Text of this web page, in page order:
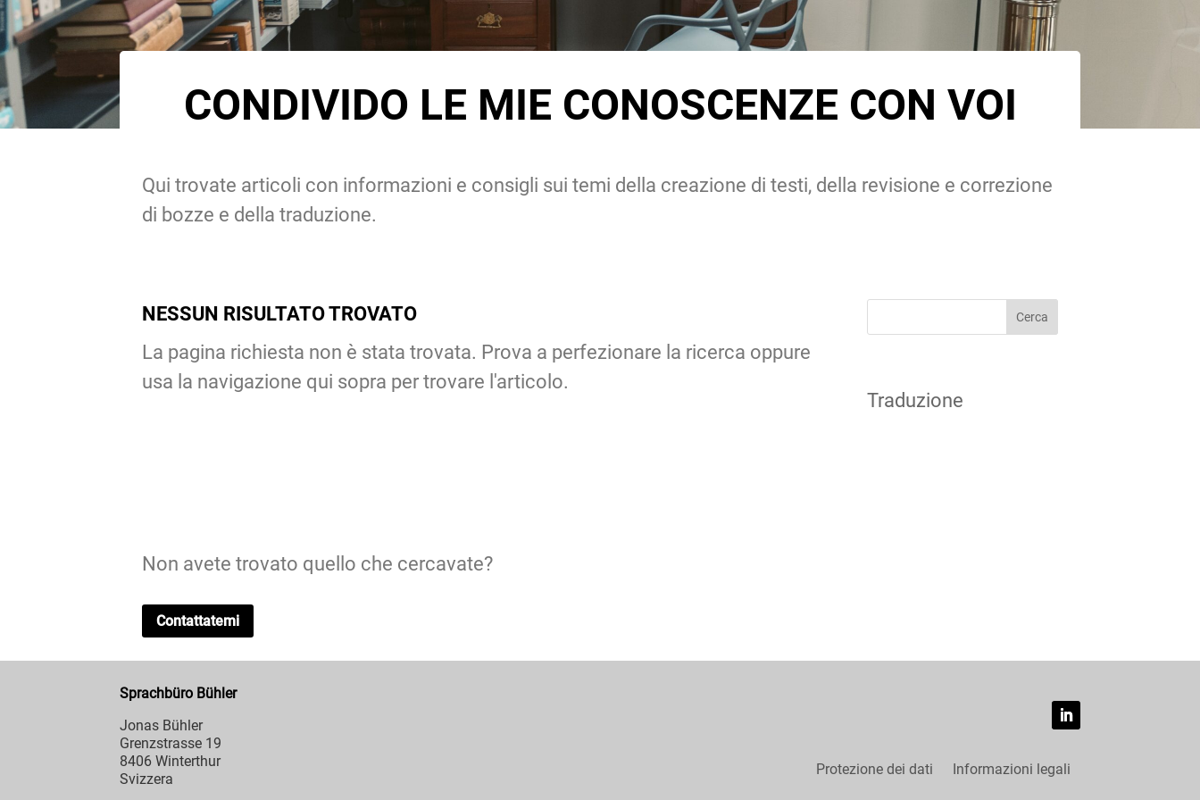
CONDIVIDO LE MIE CONOSCENZE CON VOI
Qui trovate articoli con informazioni e consigli sui temi della creazione di testi, della revisione e correzione
di bozze e della traduzione.
NESSUN RISULTATO TROVATO
La pagina richiesta non è stata trovata. Prova a perfezionare la ricerca oppure
usa la navigazione qui sopra per trovare l'articolo.
Cerca
Traduzione
Non avete trovato quello che cercavate?
Contattatemi
Sprachbüro Bühler
Jonas Bühler
Grenzstrasse 19
8406 Winterthur
Svizzera
Protezione dei dati Informazioni legali